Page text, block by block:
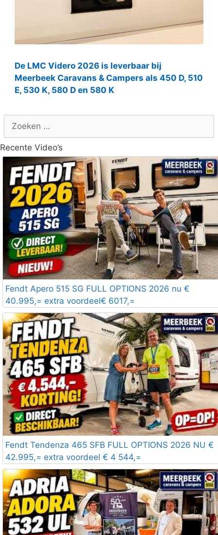
De LMC Videro 2026 is leverbaar bij
Meerbeek Caravans & Campers als 450 D, 510
E, 530 K, 580 D en 580 K
Zoek
Recente Video’s
Fendt Apero 515 SG FULL OPTIONS 2026 nu €
40.995,= extra voordeel€ 6017,=
Fendt Tendenza 465 SFB FULL OPTIONS 2026 NU €
42.995,= extra voordeel € 4 544,=